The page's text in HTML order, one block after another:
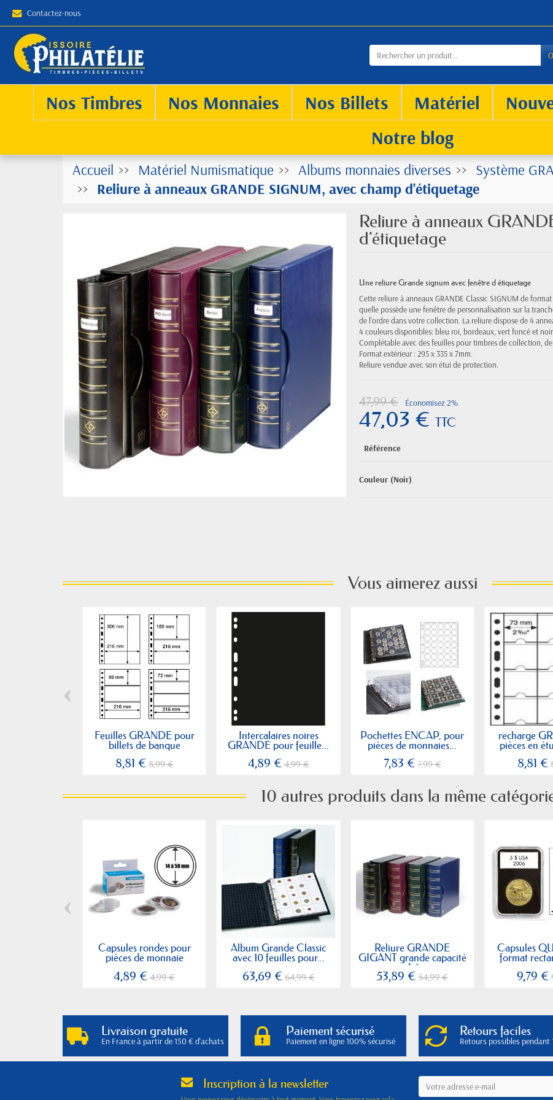
Contactez-nous
Nos Timbres Nos Monnaies Nos Billets Matériel
Notre blog
Accueil Matériel Numismatique Albums monnaies diverses
Système
Reliure à anneaux GRANDE SIGNUM, avec champ d'étiquetage
Reliure à anneaux
d'étiquetage
Une reliure Grande signum avec fenêtre d étiquetage
Cette reliure à anneaux GRANDE Classic SIGNUM de
quelle possède une fenêtre de personnalisation sur la
de l'ordre dans votre collection. La reliure dispose de 4
4 couleurs disponibles: bleu roi, bordeaux, vert foncé et
Complétable avec des feuilles pour timbres de collection,
Format extérieur : 295 x 335 x 7mm.
Reliure vendue avec son étui de protection.
47,99 € Économisez 2%
47,03 €TTC
Référence
Couleur (Noir)
Vous aimerez aussi
Feuilles GRANDE pour
billets de banque
8,81 € 8,99 €
Intercalaires noires
GRANDE pour feuille...
4,89 €4,99 €
Pochettes ENCAP, pour
pièces de monnaies...
7,83 € 7,99 €
recharge
pièces en
8,81 €
‹
10 autres produits dans la même
Capsules rondes pour
pièces de monnaie
4,89 € 4,99 €
Album Grande Classic
avec 10 feuilles pour...
63,69 €64,99 €
Reliure GRANDE
GIGANT grande capacité
A4
53,89 € 54,99 €
Capsules
format
9,79 €
‹
Livraison gratuite
En France à partir de 150 € d'achats
Paiement sécurisé
Paiement en ligne 100% sécurisé
Retours faciles
Retours possibles pendant
Inscription à la newsletter